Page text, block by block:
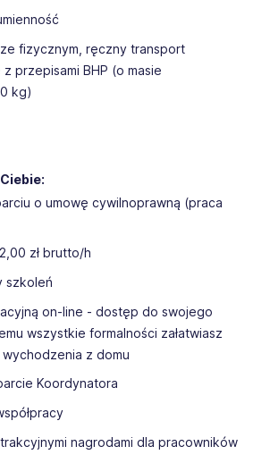
fizycznym, ręczny transport
przepisami BHP (o masie
kg)
o umowę cywilnoprawną (praca
zł brutto/h
szkoleń
on-line - dostęp do swojego
wszystkie formalności załatwiasz
z domu
Koordynatora
nagrodami dla pracowników